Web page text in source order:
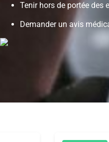
Tenir hors de portée des
Demander un avis